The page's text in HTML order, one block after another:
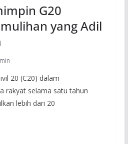
G20
yang Adil
20 (C20) dalam
rakyat selama satu tahun
lebih dari 20